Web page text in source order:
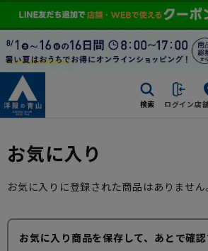
検索 ログイン店
お気に入り
お気に入りに登録された商品はありません
お気に入り商品を保存して、あとで確